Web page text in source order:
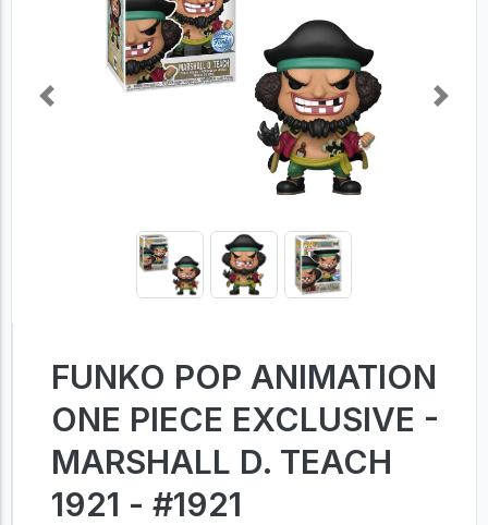
Previous Next
FUNKO POP ANIMATION
ONE PIECE EXCLUSIVE -
MARSHALL D. TEACH
1921 - #1921